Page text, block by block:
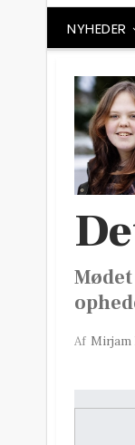
NYHEDER
Af Mirjam